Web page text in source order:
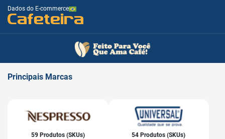
Dados do E-commerce
Cafeteira
Principais Marcas
59 Produtos (SKUs) 54 Produtos (SKUs)